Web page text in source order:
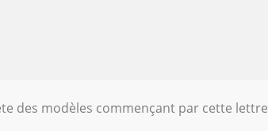
des modèles commençant par cette lettre